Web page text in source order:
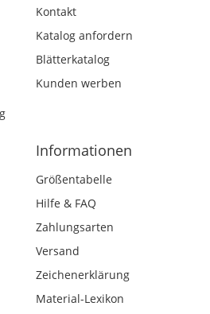
Kontakt
Katalog anfordern
Blätterkatalog
Kunden werben
Informationen
Größentabelle
Hilfe & FAQ
Zahlungsarten
Versand
Zeichenerklärung
Material-Lexikon